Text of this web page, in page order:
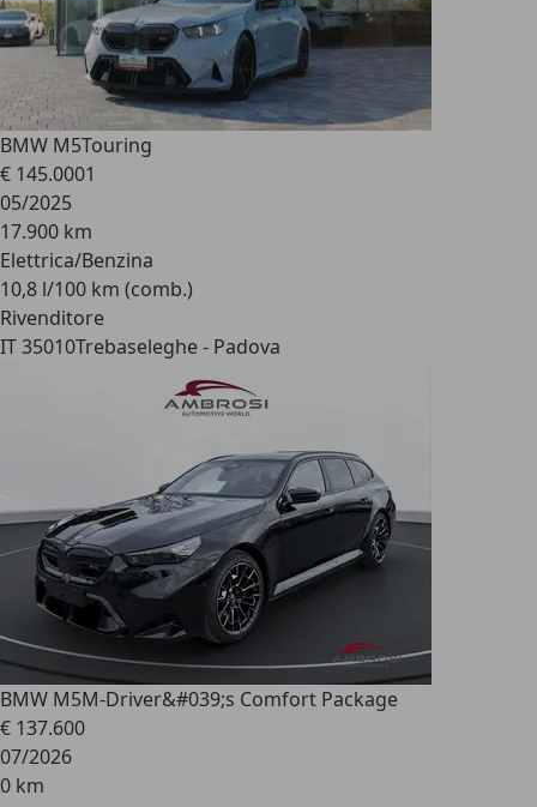
BMW M5Touring
€ 145.0001
05/2025
17.900 km
Elettrica/Benzina
10,8 l/100 km (comb.)
Rivenditore
IT 35010Trebaseleghe - Padova
BMW M5M-Driver&#039;s Comfort Package
€ 137.600
07/2026
0 km